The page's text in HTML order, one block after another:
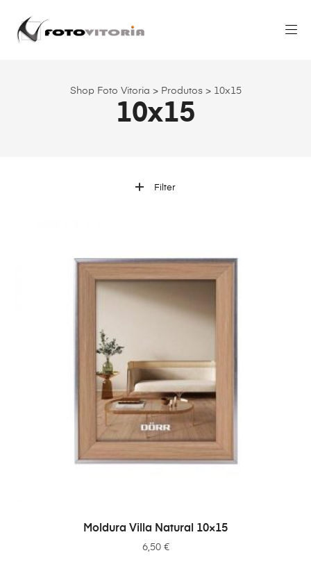
Shop Foto Vitoria > Produtos> 10x15
10x15
Filter
ADICIONAR
Moldura Villa Natural 10×15
6,50 €